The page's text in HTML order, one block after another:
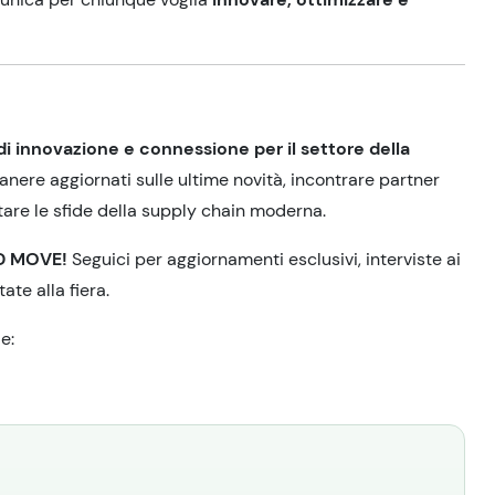
innovazione e connessione per il settore della
aggiornati sulle ultime novità, incontrare partner
le sfide della supply chain moderna.
MOVE! Seguici per aggiornamenti esclusivi, interviste ai
alla fiera.